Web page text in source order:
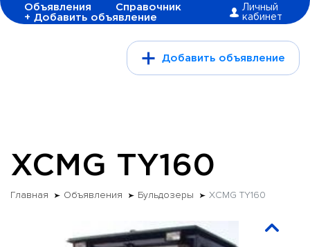
Объявления
Справочник
+ Добавить объявление
Личный
кабинет
Добавить объявление
XCMG TY160
Главная Объявления Бульдозеры XCMG TY160